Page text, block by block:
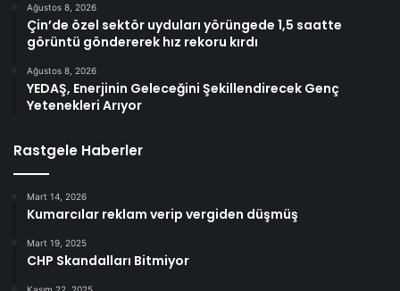
Ağustos 8, 2026
Çin’de özel sektör uyduları yörüngede 1,5 saatte
görüntü göndererek hız rekoru kırdı
Ağustos 8, 2026
YEDAŞ, Enerjinin Geleceğini Şekillendirecek Genç
Yetenekleri Arıyor
Rastgele Haberler
Mart 14, 2026
Kumarcılar reklam verip vergiden düşmüş
Mart 19, 2025
CHP Skandalları Bitmiyor